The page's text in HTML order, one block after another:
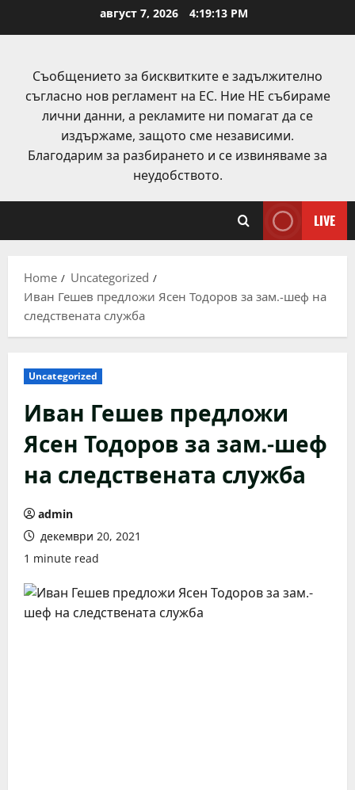
август 7, 2026 4:19:13 PM
Съобщението за бисквитките е задължително
съгласно нов регламент на ЕС. Ние НЕ събираме
лични данни, а рекламите ни помагат да се
издържаме, защото сме независими.
Благодарим за разбирането и се извиняваме за
неудобството.
LIVE
Home
Uncategorized
Иван Гешев предложи Ясен Тодоров за зам.-шеф на
следствената служба
Uncategorized
Иван Гешев предложи
Ясен Тодоров за зам.-шеф
на следствената служба
admin
декември 20, 2021
1 minute read